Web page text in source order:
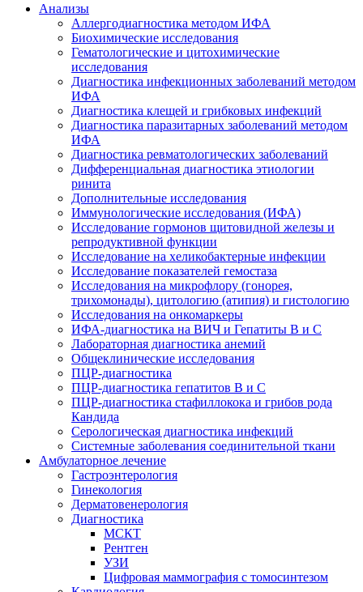
Анализы
Аллергодиагностика методом ИФА
Биохимические исследования
Гематологические и цитохимические
исследования
Диагностика инфекционных заболеваний методом
ИФА
Диагностика клещей и грибковых инфекций
Диагностика паразитарных заболеваний методом
ИФА
Диагностика ревматологических заболеваний
Дифференциальная диагностика этиологии
ринита
Дополнительные исследования
Иммунологические исследования (ИФА)
Исследование гормонов щитовидной железы и
репродуктивной функции
Исследование на хеликобактерные инфекции
Исследование показателей гемостаза
Исследования на микрофлору (гонорея,
трихомонады), цитологию (атипия) и гистологию
Исследования на онкомаркеры
ИФА-диагностика на ВИЧ и Гепатиты B и C
Лабораторная диагностика анемий
Общеклинические исследования
ПЦР-диагностика
ПЦР-диагностика гепатитов B и C
ПЦР-диагностика стафиллокока и грибов рода
Кандида
Серологическая диагностика инфекций
Системные заболевания соединительной ткани
Амбулаторное лечение
Гастроэнтерология
Гинекология
Дерматовенерология
Диагностика
МСКТ
Рентген
УЗИ
Цифровая маммография с томосинтезом